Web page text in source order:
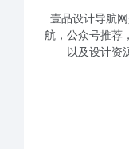
壹品设计导航
航，公众号推荐
以及设计资